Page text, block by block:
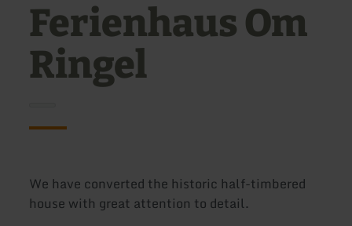
Ferienhaus Om
Ringel
We have converted the historic half-timbered
house with great attention to detail.